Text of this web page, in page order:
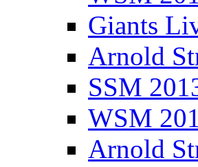
Giants
Arnold
SSM
WSM
Arnold